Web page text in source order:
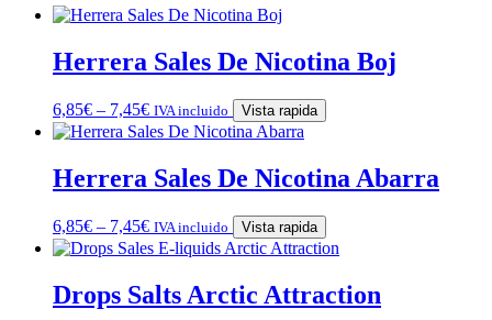
Herrera Sales De Nicotina Boj
6,85€ – 7,45€ IVA incluido Vista rapida
Herrera Sales De Nicotina Abarra
6,85€ – 7,45€ IVA incluido Vista rapida
Drops Salts Arctic Attraction